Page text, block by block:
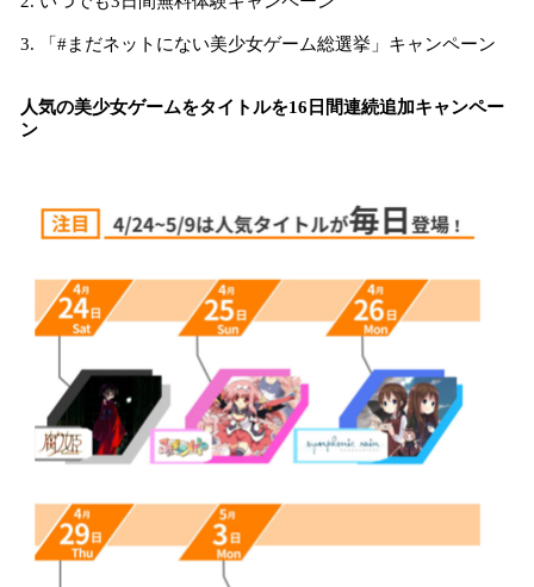
3. 「#まだネットにない美少女ゲーム総選挙」キャンペーン
人気の美少女ゲームをタイトルを16日間連続追加キャンペー
ン